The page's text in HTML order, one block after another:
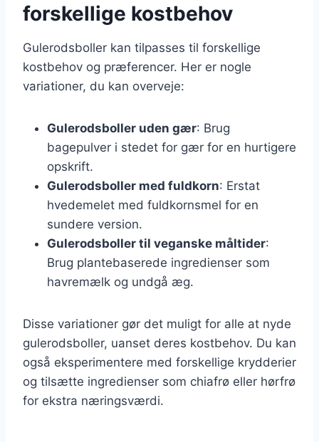
forskellige kostbehov
Gulerodsboller kan tilpasses til forskellige
kostbehov og præferencer. Her er nogle
variationer, du kan overveje:
Gulerodsboller uden gær: Brug
bagepulver i stedet for gær for en hurtigere
opskrift.
Gulerodsboller med fuldkorn: Erstat
hvedemelet med fuldkornsmel for en
sundere version.
Gulerodsboller til veganske måltider:
Brug plantebaserede ingredienser som
havremælk og undgå æg.
Disse variationer gør det muligt for alle at nyde
gulerodsboller, uanset deres kostbehov. Du kan
også eksperimentere med forskellige krydderier
og tilsætte ingredienser som chiafrø eller hørfrø
for ekstra næringsværdi.